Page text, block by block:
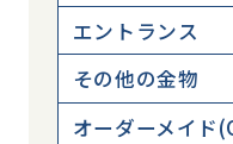
エントランス
その他の金物
オーダーメイド